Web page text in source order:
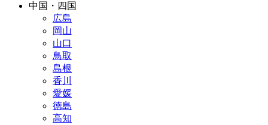
中国・四国
広島
岡山
山口
鳥取
島根
香川
愛媛
徳島
高知